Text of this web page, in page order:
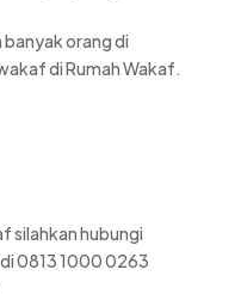
orang di
di Rumah Wakaf.
silahkan hubungi
0813 1000 0263